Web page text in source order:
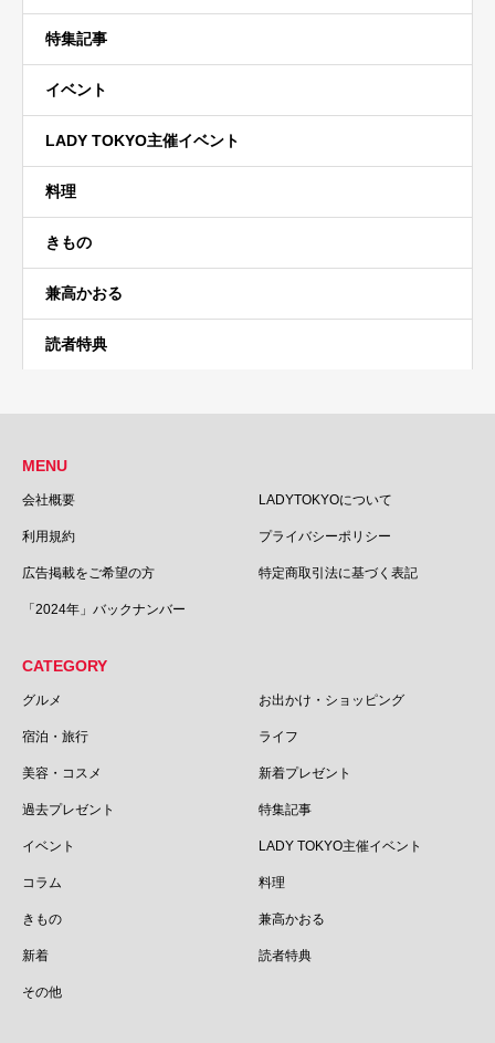
特集記事
イベント
LADY TOKYO主催イベント
料理
きもの
兼高かおる
読者特典
MENU
会社概要 LADYTOKYOについて
利用規約 プライバシーポリシー
広告掲載をご希望の方 特定商取引法に基づく表記
「2024年」バックナンバー
CATEGORY
グルメ お出かけ・ショッピング
宿泊・旅行 ライフ
美容・コスメ 新着プレゼント
過去プレゼント 特集記事
イベント LADY TOKYO主催イベント
コラム 料理
きもの 兼高かおる
新着 読者特典
その他